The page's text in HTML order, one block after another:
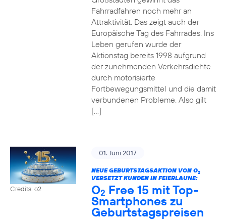
Fahrradfahren noch mehr an
Attraktivität. Das zeigt auch der
Europäische Tag des Fahrrades. Ins
Leben gerufen wurde der
Aktionstag bereits 1998 aufgrund
der zunehmenden Verkehrsdichte
durch motorisierte
Fortbewegungsmittel und die damit
verbundenen Probleme. Also gilt
[…]
Credits: o2
01. Juni 2017
NEUE GEBURTSTAGSAKTION VON O2
VERSETZT KUNDEN IN FEIERLAUNE:
O2 Free 15 mit Top-
Smartphones zu
Geburtstagspreisen